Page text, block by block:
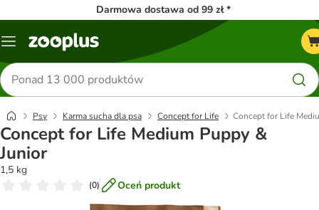
Darmowa dostawa od 99 zł *
Menu
Szukaj
produktów
Psy Karma sucha dla psa Concept for Life Concept for Life
Concept for Life Medium Puppy &
Junior
1,5 kg
(0) Oceń produkt